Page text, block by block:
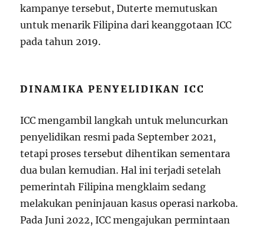
kampanye tersebut, Duterte memutuskan
untuk menarik Filipina dari keanggotaan ICC
pada tahun 2019.
DINAMIKA PENYELIDIKAN ICC
ICC mengambil langkah untuk meluncurkan
penyelidikan resmi pada September 2021,
tetapi proses tersebut dihentikan sementara
dua bulan kemudian. Hal ini terjadi setelah
pemerintah Filipina mengklaim sedang
melakukan peninjauan kasus operasi narkoba.
Pada Juni 2022, ICC mengajukan permintaan